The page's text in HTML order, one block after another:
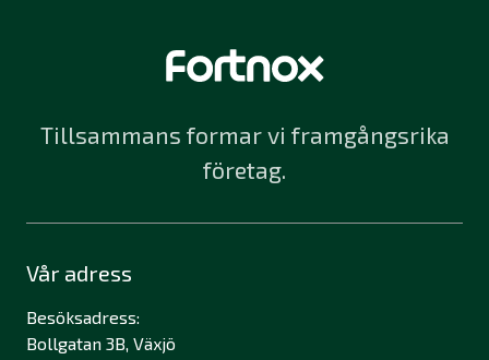
Tillsammans formar vi framgångsrika
företag.
Vår adress
Besöksadress:
Bollgatan 3B, Växjö